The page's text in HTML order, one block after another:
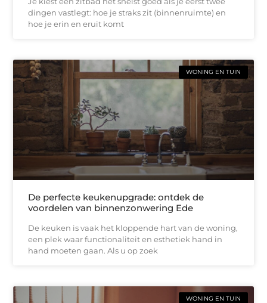
dingen vastlegt: hoe je straks zit (binnenruimte) en
hoe je erin en eruit komt
WONING EN TUIN
De perfecte keukenupgrade: ontdek de
voordelen van binnenzonwering Ede
De keuken is vaak het kloppende hart van de woning,
een plek waar functionaliteit en esthetiek hand in
hand moeten gaan. Als u op zoek
WONING EN TUIN